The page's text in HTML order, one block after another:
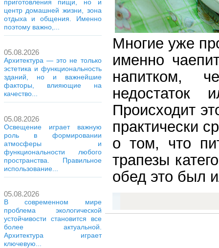
приготовления пищи, но и
центр домашней жизни, зона
отдыха и общения. Именно
поэтому важно,...
05.08.2026
Архитектура — это не только
эстетика и функциональность
зданий, но и важнейшие
факторы, влияющие на
качество...
05.08.2026
Освещение играет важную
роль в формировании
атмосферы и
функциональности любого
пространства. Правильное
использование...
05.08.2026
В современном мире
проблема экологической
устойчивости становится все
более актуальной.
Архитектура играет
ключевую...
Многие уже
именно
напитком,
недостаток
Происходит
практически
о том, что
трапезы
обед это был